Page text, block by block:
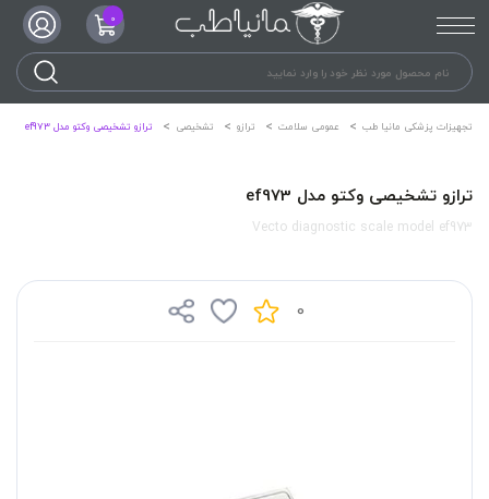
0
تجهیزات پزشکی مانیا طب عمومی سلامت ترازو تشخیصی ترازو تشخیصی وکتو مدل ef973
ترازو تشخیصی وکتو مدل ef973
Vecto diagnostic scale model ef973
0